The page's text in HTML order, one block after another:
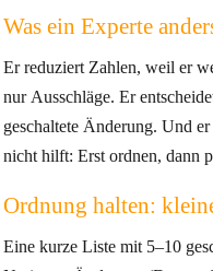
Was ein Experte
Er reduziert Zahlen, weil er
nur Ausschläge. Er
geschaltete Änderung. Und
nicht hilft: Erst ordnen, dann
Ordnung halten:
Eine kurze Liste mit 5–10